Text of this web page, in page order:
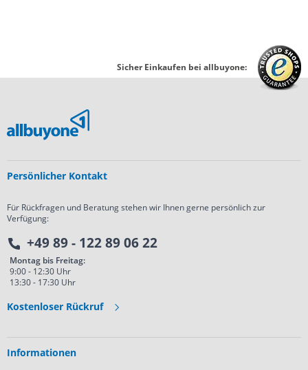
Sicher Einkaufen bei allbuyone:
Persönlicher Kontakt
Für Rückfragen und Beratung stehen wir Ihnen gerne persönlich zur
Verfügung:
+49 89 - 122 89 06 22
Montag bis Freitag:
9:00 - 12:30 Uhr
13:30 - 17:30 Uhr
Kostenloser Rückruf
Informationen